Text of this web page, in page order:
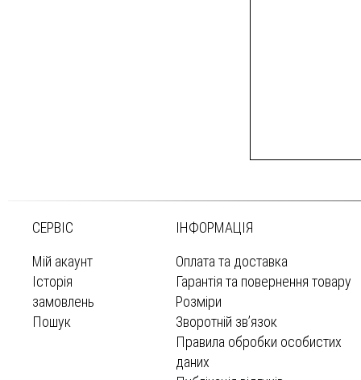
СЕРВІС
Мій акаунт
Історія
замовлень
Пошук
ІНФОРМАЦІЯ
Оплата та доставка
Гарантія та повернення товару
Розміри
Зворотній зв’язок
Правила обробки особистих
даних